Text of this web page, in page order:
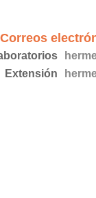
Correos
Extensión